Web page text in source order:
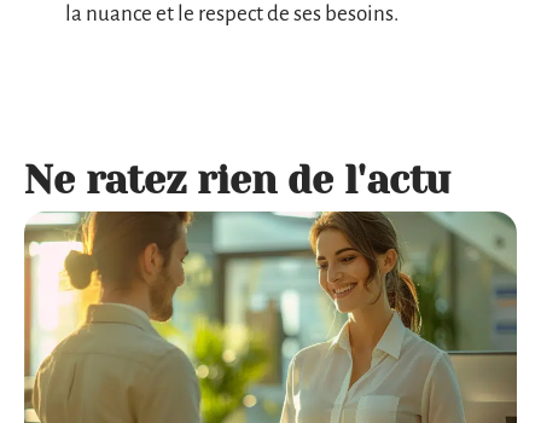
la nuance et le respect de ses besoins.
Ne ratez rien de l'actu